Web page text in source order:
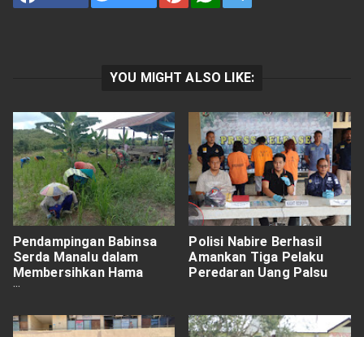
YOU MIGHT ALSO LIKE:
Pendampingan Babinsa
Serda Manalu dalam
Membersihkan Hama
Rumput Tanaman Padi
Polisi Nabire Berhasil
Amankan Tiga Pelaku
Peredaran Uang Palsu